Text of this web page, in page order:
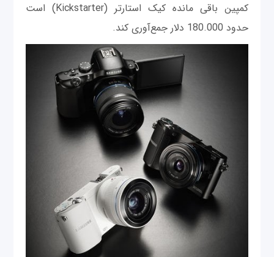
کمپین باقی مانده کیک استارتر (Kickstarter) است
حدود 180.000 دلار جمع‌آوری کند.